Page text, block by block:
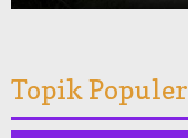
Topik Populer